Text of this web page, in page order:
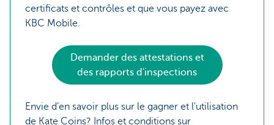
certificats et contrôles et que vous payez avec
KBC Mobile.
Demander des attestations et
des rapports d'inspections
Envie d’en savoir plus sur le gagner et l'utilisation
de Kate Coins? Infos et conditions sur